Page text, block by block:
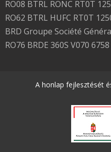
RO08 BTRL RONC RT0T
RO62 BTRL HUFC RT0T
BRD Groupe Société
RO76 BRDE 360S V070
A honlap fejlesztését